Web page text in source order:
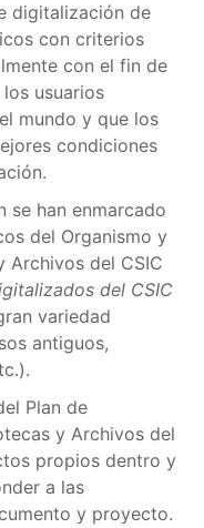
digitalización de
con criterios
con el fin de
usuarios
mundo y que los
condiciones
se han enmarcado
del Organismo y
Archivos del CSIC
del CSIC
variedad
antiguos,
Plan de
y Archivos del
propios dentro y
a las
y proyecto.